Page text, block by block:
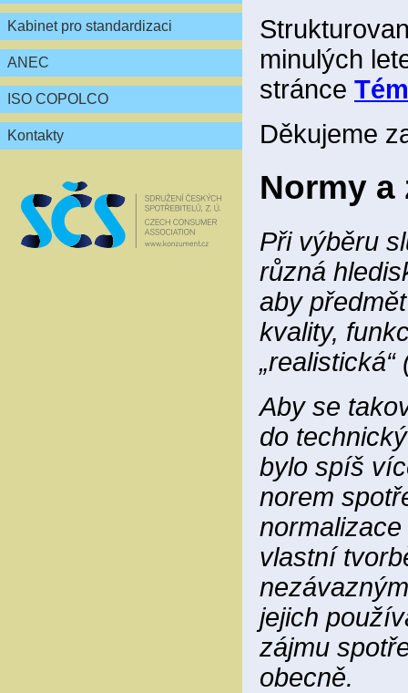
Kabinet pro standardizaci
ANEC
ISO COPOLCO
Kontakty
minulých
stránce
Děkujeme
Normy
Při výběru
různá
aby
kvality,
Aby se
do
bylo spíš
norem
vlastní
jejich
zájmu
obecně.